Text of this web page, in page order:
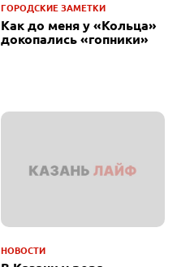
ГОРОДСКИЕ ЗАМЕТКИ
Как до меня у «Кольца»
докопались «гопники»
НОВОСТИ